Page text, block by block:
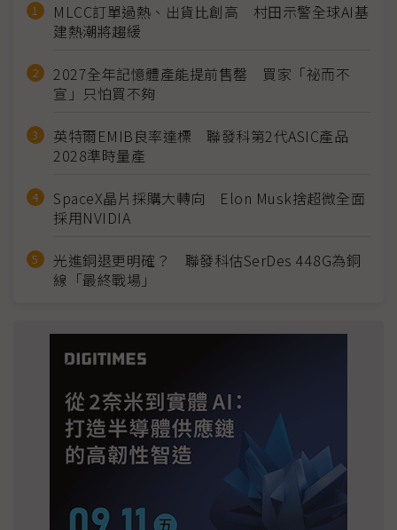
MLCC訂單過熱、出貨比創高 村田示警全球AI基
建熱潮將趨緩
2027全年記憶體產能提前售罄 買家「祕而不
宣」只怕買不夠
英特爾EMIB良率達標 聯發科第2代ASIC產品
2028準時量產
SpaceX晶片採購大轉向 Elon Musk捨超微全面
採用NVIDIA
光進銅退更明確？ 聯發科估SerDes 448G為銅
線「最終戰場」